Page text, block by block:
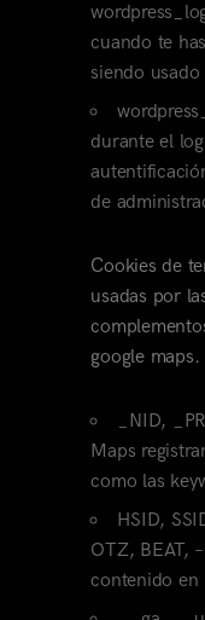
cuando te
siendo
durante el
de
Cookies de
usadas por
google maps.
_NID,
Maps
como las
HSID,
OTZ, BEAT,
contenido en